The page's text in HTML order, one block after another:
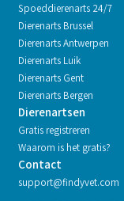
Spoeddierenarts 24/7
Dierenarts Brussel
Dierenarts Antwerpen
Dierenarts Luik
Dierenarts Gent
Dierenarts Bergen
Dierenartsen
Gratis registreren
Waarom is het gratis?
Contact
support@findyvet.com